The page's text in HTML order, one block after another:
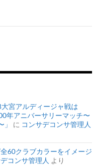
宮アルディージャ戦は
年アニバーサリーマッチ〜
に コンサデコンサ管理人
60クラブカラーをイメージ
コンサ管理人 より